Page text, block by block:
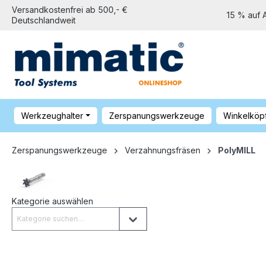
Versandkostenfrei ab 500,- €
Deutschlandweit
15 % auf
Werkzeughalter Zerspanungswerkzeuge
Zerspanungswerkzeuge Verzahnungsfräsen PolyMILL
Kategorie auswählen